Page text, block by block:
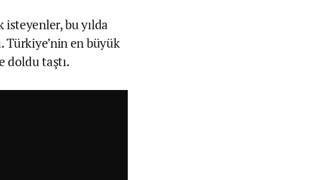
bu yılda
Türkiye’nin en büyük
doldu taştı.